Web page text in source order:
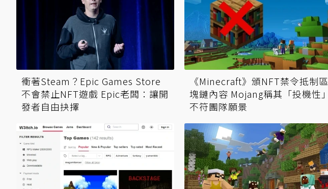
衝著Steam？Epic Games Store
不會禁止NFT遊戲 Epic老闆：讓開
發者自由抉擇
《Minecraft》頒NFT禁令抵制區
塊鏈內容 Mojang稱其「投機性」
不符團隊願景